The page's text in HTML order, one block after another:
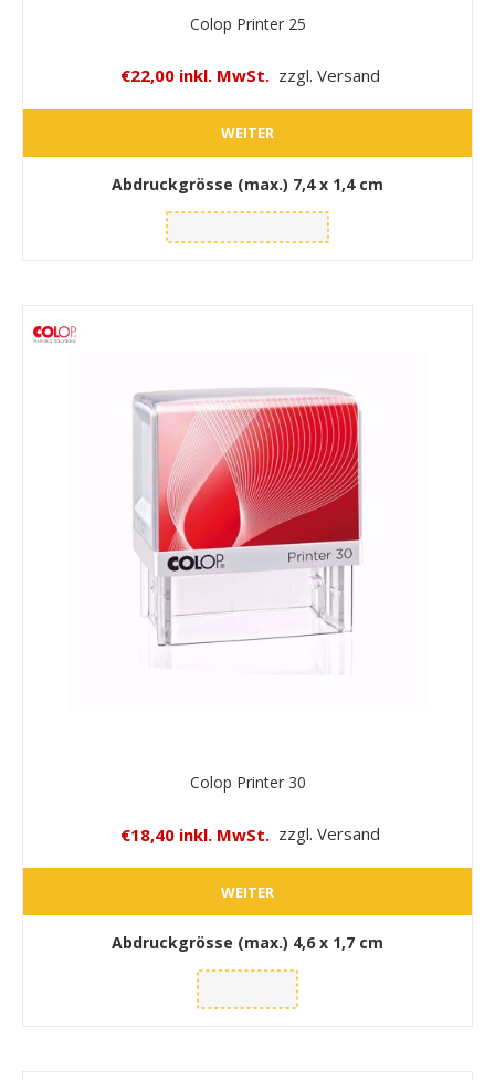
Colop Printer 25
€22,00 inkl. MwSt. zzgl. Versand
WEITER
Abdruckgrösse (max.) 7,4 x 1,4 cm
Colop Printer 30
€18,40 inkl. MwSt. zzgl. Versand
WEITER
Abdruckgrösse (max.) 4,6 x 1,7 cm